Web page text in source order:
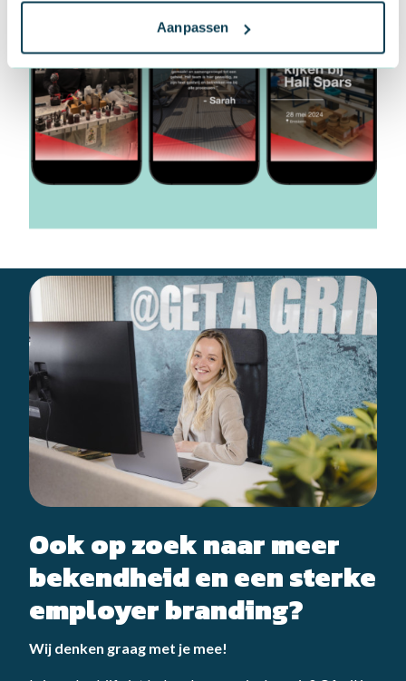
Aanpassen
Ook op zoek naar meer
bekendheid en een sterke
employer branding?
Wij denken graag met je mee!